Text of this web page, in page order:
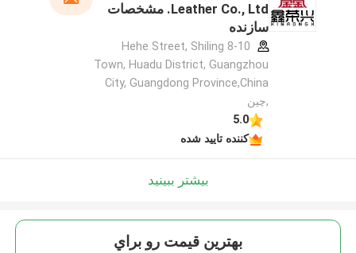
Leather Co., Ltd. مشخصات
سازنده
8-10 Hehe Street, Shiling
Town, Huadu District, Guangzhou
City, Guangdong Province,China
,چین
5.0
کننده تایید شده
بیشتر ببینید
بهترين قيمت رو براي